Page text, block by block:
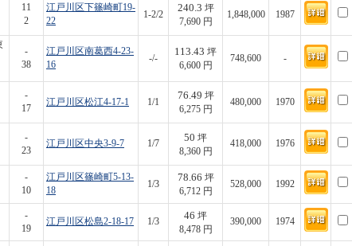
11
2
江戸川区下篠崎町19-
22
1-2/2
240.3 坪
7,690 円
1,848,000 1987
-
38
江戸川区南葛西4-23-
16
-/-
113.43 坪
6,600 円
748,600 -
-
17
江戸川区松江4-17-1 1/1
76.49 坪
6,275 円
480,000 1970
-
23
江戸川区中央3-9-7 1/7
50 坪
8,360 円
418,000 1976
-
10
江戸川区篠崎町5-13-
18
1/3
78.66 坪
6,712 円
528,000 1992
-
19
江戸川区松島2-18-17 1/3
46 坪
8,478 円
390,000 1974